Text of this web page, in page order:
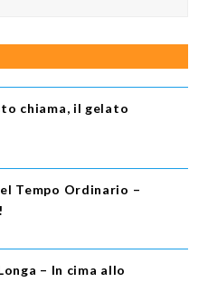
chiama, il gelato
Tempo Ordinario –
– In cima allo